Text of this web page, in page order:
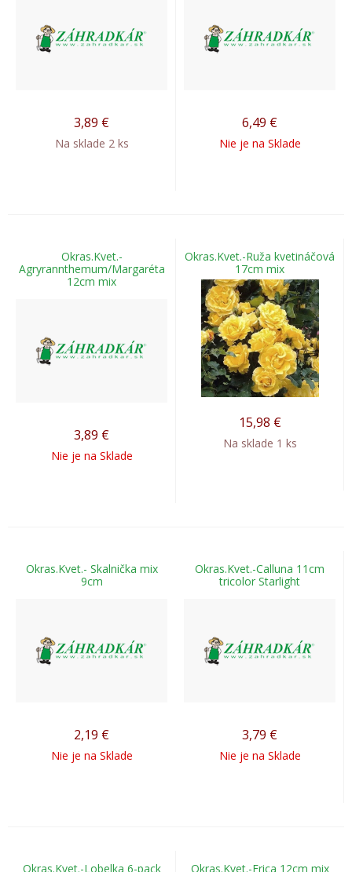
3,89 €
Na sklade 2 ks
6,49 €
Nie je na Sklade
Okras.Kvet.-
Agryrannthemum/Margaréta
12cm mix
3,89 €
Nie je na Sklade
Okras.Kvet.-Ruža kvetináčová
17cm mix
15,98 €
Na sklade 1 ks
Okras.Kvet.- Skalnička mix
9cm
2,19 €
Nie je na Sklade
Okras.Kvet.-Calluna 11cm
tricolor Starlight
3,79 €
Nie je na Sklade
Okras.Kvet.-Lobelka 6-pack Okras.Kvet.-Erica 12cm mix